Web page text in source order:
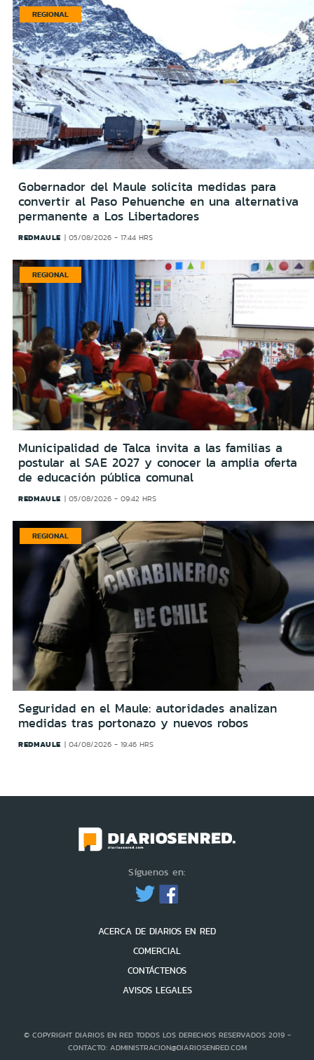
REGIONAL
Gobernador del Maule solicita medidas para
convertir al Paso Pehuenche en una alternativa
permanente a Los Libertadores
REDMAULE 05/08/2026 - 17:44 HRS
REGIONAL
Municipalidad de Talca invita a las familias a
postular al SAE 2027 y conocer la amplia oferta
de educación pública comunal
REDMAULE 05/08/2026 - 09:42 HRS
REGIONAL
Seguridad en el Maule: autoridades analizan
medidas tras portonazo y nuevos robos
REDMAULE 04/08/2026 - 19:46 HRS
Síguenos en:
ACERCA DE DIARIOS EN RED
COMERCIAL
CONTÁCTENOS
AVISOS LEGALES
© COPYRIGHT DIARIOS EN RED TODOS LOS DERECHOS RESERVADOS 2019 -
CONTACTO: ADMINISTRACION@DIARIOSENRED.COM